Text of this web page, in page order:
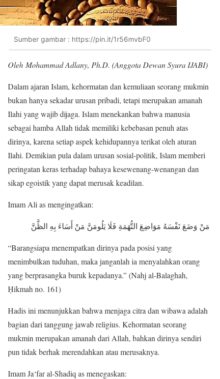
Sumber gambar : https://pin.it/1r56mvbF0
Oleh Mohammad Adlany, Ph.D. (Anggota Dewan Syura IJABI)
Dalam ajaran Islam, kehormatan dan kemuliaan seorang mukmin
bukan hanya sekadar urusan pribadi, tetapi merupakan amanah
Ilahi yang wajib dijaga. Islam menekankan bahwa manusia
sebagai hamba Allah tidak memiliki kebebasan penuh atas
dirinya, karena setiap aspek kehidupannya terikat oleh aturan
Ilahi. Demikian pula dalam urusan sosial-politik, Islam memberi
peringatan keras terhadap bahaya kesewenang-wenangan dan
sikap egoistik yang dapat merusak keadilan.
Imam Ali as mengingatkan:
“Barangsiapa menempatkan dirinya pada posisi yang
menimbulkan tuduhan, maka janganlah ia menyalahkan orang
yang berprasangka buruk kepadanya.” (Nahj al-Balaghah,
Ḥikmah no. 161)
Hadis ini menunjukkan bahwa menjaga citra dan wibawa adalah
bagian dari tanggung jawab religius. Kehormatan seorang
mukmin merupakan amanah dari Allah, bahkan dirinya sendiri
pun tidak berhak merendahkan atau merusaknya.
Imam Ja‘far al-Shadiq as menegaskan: